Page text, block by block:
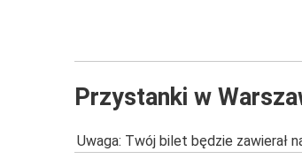
Przystanki w
Uwaga: Twój bilet będzie zawierał